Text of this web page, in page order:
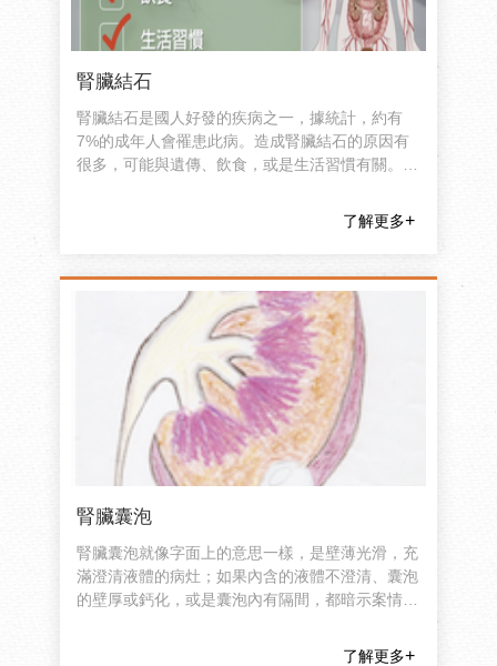
腎臟結石
腎臟結石是國人好發的疾病之一，據統計，約有
7%的成年人會罹患此病。造成腎臟結石的原因有
很多，可能與遺傳、飲食，或是生活習慣有關。絕
地排出體外；少數的結石會因變得太大而無法自行
了解更多
腎臟囊泡
腎臟囊泡就像字面上的意思一樣，是壁薄光滑，充
滿澄清液體的病灶；如果內含的液體不澄清、囊泡
的壁厚或鈣化，或是囊泡內有隔間，都暗示案情並
了解更多